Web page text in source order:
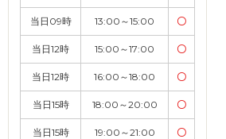
当日09時 13:00～15:00 〇
当日12時 15:00～17:00 〇
当日12時 16:00～18:00 〇
当日15時 18:00～20:00 〇
当日15時 19:00～21:00 〇